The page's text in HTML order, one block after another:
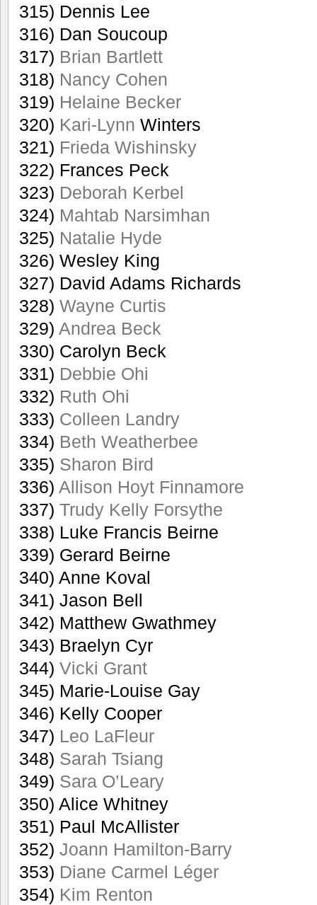
315) Dennis Lee
316) Dan Soucoup
317) Brian Bartlett
318) Nancy Cohen
319) Helaine Becker
320) Kari-Lynn Winters
321) Frieda Wishinsky
322) Frances Peck
323) Deborah Kerbel
324) Mahtab Narsimhan
325) Natalie Hyde
326) Wesley King
327) David Adams Richards
328) Wayne Curtis
329) Andrea Beck
330) Carolyn Beck
331) Debbie Ohi
332) Ruth Ohi
333) Colleen Landry
334) Beth Weatherbee
335) Sharon Bird
336) Allison Hoyt Finnamore
337) Trudy Kelly Forsythe
338) Luke Francis Beirne
339) Gerard Beirne
340) Anne Koval
341) Jason Bell
342) Matthew Gwathmey
343) Braelyn Cyr
344) Vicki Grant
345) Marie-Louise Gay
346) Kelly Cooper
347) Leo LaFleur
348) Sarah Tsiang
349) Sara O’Leary
350) Alice Whitney
351) Paul McAllister
352) Joann Hamilton-Barry
353) Diane Carmel Léger
354) Kim Renton